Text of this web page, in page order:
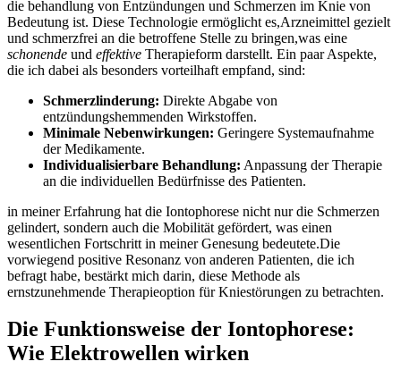
die behandlung von Entzündungen ‍und⁣ Schmerzen ⁤im⁢ Knie von‌
Bedeutung ‌ist. Diese Technologie ⁣ermöglicht es,Arzneimittel⁤ gezielt
und ⁣schmerzfrei​ an die‌ betroffene⁤ Stelle zu⁤ bringen,was eine
schonende und effektive Therapieform ⁢darstellt. ‍Ein paar‌ Aspekte,
die‍ ich dabei‍ als besonders ⁤vorteilhaft empfand, sind:
Schmerzlinderung: ​Direkte Abgabe ⁢von
entzündungshemmenden Wirkstoffen.
Minimale Nebenwirkungen: ‍Geringere Systemaufnahme
der‍ Medikamente.
Individualisierbare⁣ Behandlung: Anpassung der Therapie
an ⁢die ⁢individuellen Bedürfnisse des Patienten.
in meiner Erfahrung hat die​ Iontophorese ⁣nicht nur die ‌Schmerzen
gelindert, sondern auch die⁤ Mobilität gefördert, was einen
wesentlichen Fortschritt in​ meiner Genesung bedeutete.Die
vorwiegend⁤ positive Resonanz von anderen Patienten, die ich
befragt habe, bestärkt mich ⁢darin,⁤ diese⁢ Methode als
ernstzunehmende‌ Therapieoption für Kniestörungen zu betrachten.
Die ⁣Funktionsweise der Iontophorese:
Wie‍ Elektrowellen wirken